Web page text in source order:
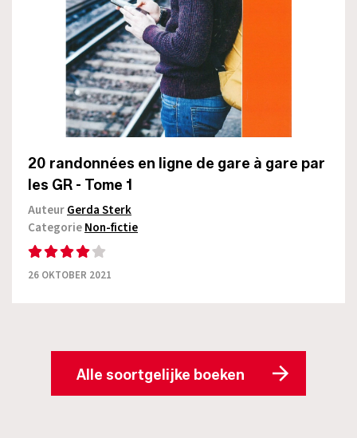
20 randonnées en ligne de gare à gare par
les GR - Tome 1
AuteurGerda Sterk
CategorieNon-fictie
26 OKTOBER 2021
Alle soortgelijke boeken